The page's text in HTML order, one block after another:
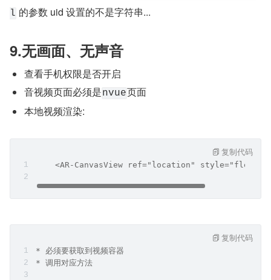
l 的参数 uid 设置的不是字符串...
9.无画面、无声音
查看手机权限是否开启
音视频页面必须是nvue页面
本地视频渲染:
<AR-CanvasView ref="location" style="flex:
复制代码
* 必须要获取到视频容器
* 调用对应方法
复制代码